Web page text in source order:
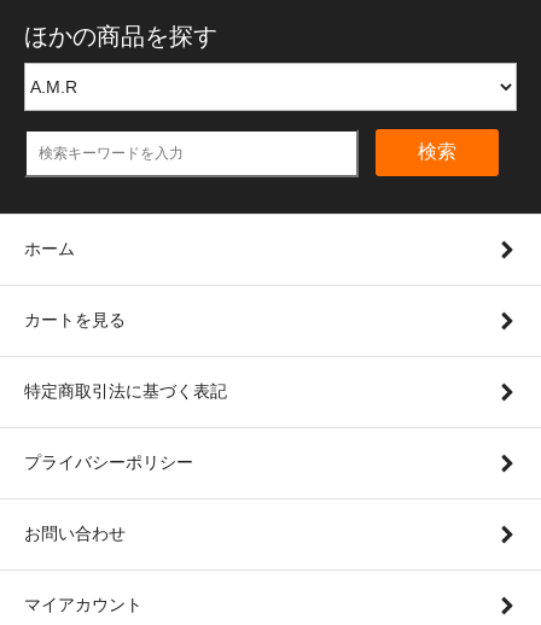
ほかの商品を探す
検索
ホーム
カートを見る
特定商取引法に基づく表記
プライバシーポリシー
お問い合わせ
マイアカウント